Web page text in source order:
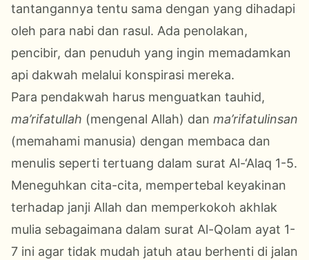
tantangannya tentu sama dengan yang dihadapi
oleh para nabi dan rasul. Ada penolakan,
pencibir, dan penuduh yang ingin memadamkan
api dakwah melalui konspirasi mereka.
Para pendakwah harus menguatkan tauhid,
ma’rifatullah (mengenal Allah) dan ma’rifatulinsan
(memahami manusia) dengan membaca dan
menulis seperti tertuang dalam surat Al-‘Alaq 1-5.
Meneguhkan cita-cita, mempertebal keyakinan
terhadap janji Allah dan memperkokoh akhlak
mulia sebagaimana dalam surat Al-Qolam ayat 1-
7 ini agar tidak mudah jatuh atau berhenti di jalan